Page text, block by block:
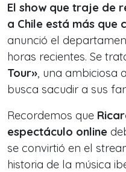
El show que traje de
a Chile está más que
anunció el
horas recientes. Se
Tour», una ambiciosa
busca sacudir a sus
Recordemos que
espectáculo online
se convirtió en el
historia de la música